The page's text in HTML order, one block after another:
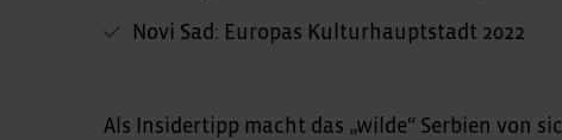
Novi Sad: Europas Kulturhauptstadt 2022
Als Insidertipp macht das „wilde“ Serbien von